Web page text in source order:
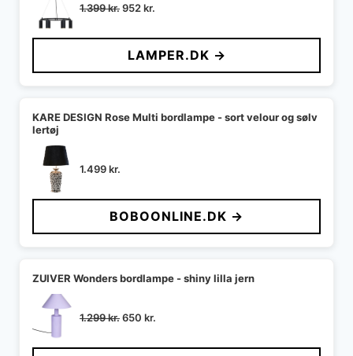
1.399kr.Den
pris
var:
1.399 kr..
952kr.
pris
er:
952 kr..
LAMPER.DK →
KARE DESIGN Rose Multi bordlampe - sort velour og sølv
lertøj
1.499kr.
BOBOONLINE.DK →
ZUIVER Wonders bordlampe - shiny lilla jern
1.299kr.Den
pris
650 kr.
pris